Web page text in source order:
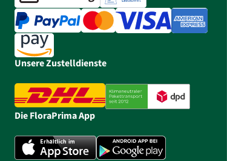
Unsere Zustelldienste
Die FloraPrima App